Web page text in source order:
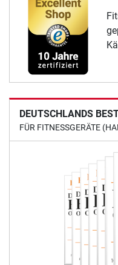
DEUTSCHLANDS
FÜR FITNESSGERÄTE